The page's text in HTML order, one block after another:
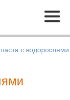
Меню
с водорослями